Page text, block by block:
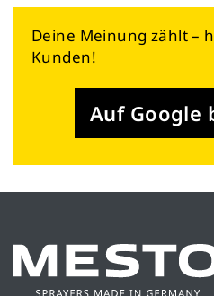
Deine Meinung zählt –
Kunden!
Auf Google